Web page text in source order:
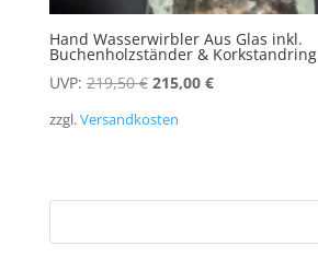
Hand Wasserwirbler Aus Glas inkl.
Buchenholzständer & Korkstandring
UVP: 219,50€ Ursprünglicher
215,00 €Aktueller
zzgl.Versandkosten